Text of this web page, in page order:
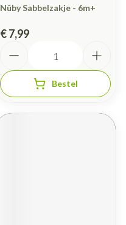
Nûby Sabbelzakje - 6m+
€ 7,99
Bestel